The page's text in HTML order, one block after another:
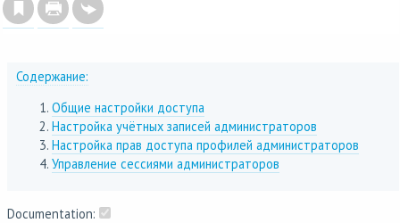
Содержание:
Общие настройки доступа
Настройка учётных записей администраторов
Настройка прав доступа профилей администраторов
Управление сессиями администраторов
Documentation: